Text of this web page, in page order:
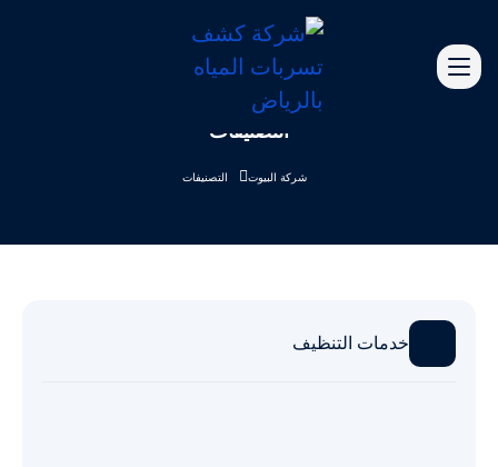
التصنيفات
شركة البيوت التصنيفات
خدمات التنظيف